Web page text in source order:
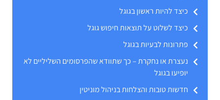
כיצד להיות ראשון בגוגל
כיצד לשלוט על תוצאות חיפוש גוגל
פתרונות לבעיות בגוגל
נעצרת או נחקרת – כך שתוודא שהפרסומים השליליים לא
יופיעו בגוגל
חדשות טובות והצלחות בניהול מוניטין